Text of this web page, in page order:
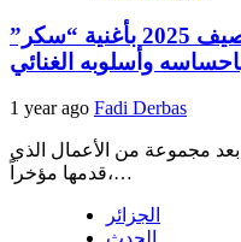
الفنان محمد المازم : يفتتح صيف 2025 بأغنية “سكر”
وأسلوبه الغنائي
1 year ago Fadi Derbas
بعد مجموعة من الأعمال الذي
قدمها مؤخراً،…
الجزائر